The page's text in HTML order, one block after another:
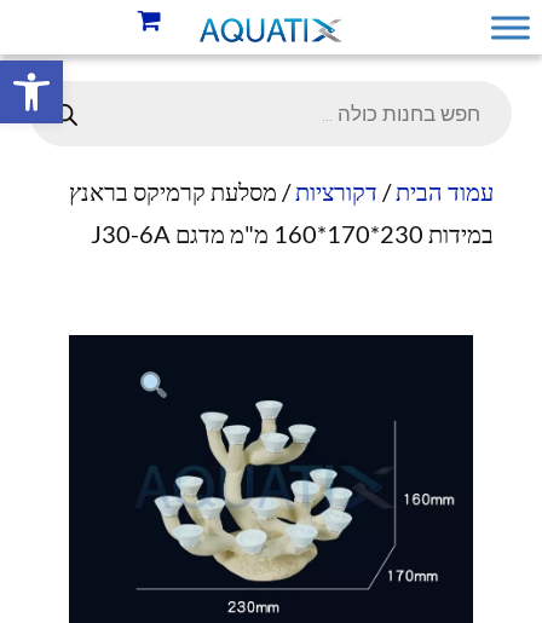
פתח
עמוד הבית/ דקורציות/ מסלעת קרמיקס בראנץ
במידות 230*170*160 מ"מ מדגם J30-6A